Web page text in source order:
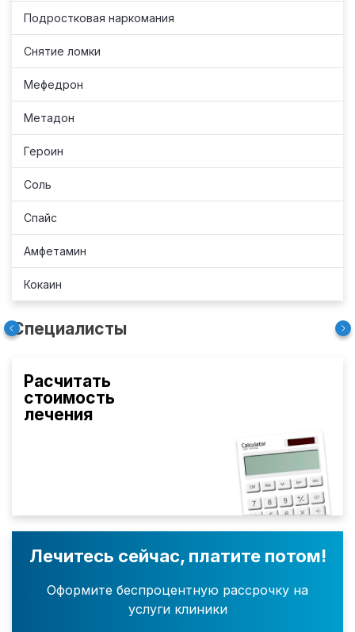
Подростковая наркомания
Снятие ломки
Мефедрон
Метадон
Героин
Соль
Спайс
Амфетамин
Кокаин
Специалисты
Расчитать
стоимость
лечения
Лечитесь сейчас, платите потом!
Оформите беспроцентную рассрочку на
услуги клиники